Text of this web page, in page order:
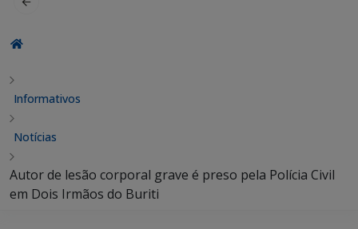
Informativos
Notícias
Autor de lesão corporal grave é preso pela Polícia Civil
em Dois Irmãos do Buriti